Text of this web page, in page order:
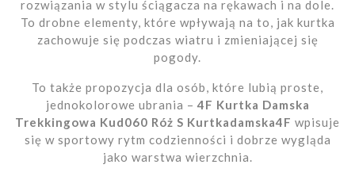
rozwiązania w stylu ściągacza na rękawach i na dole.
To drobne elementy, które wpływają na to, jak kurtka
zachowuje się podczas wiatru i zmieniającej się
pogody.
To także propozycja dla osób, które lubią proste,
jednokolorowe ubrania – 4F Kurtka Damska
Trekkingowa Kud060 Róż S Kurtkadamska4F wpisuje
się w sportowy rytm codzienności i dobrze wygląda
jako warstwa wierzchnia.